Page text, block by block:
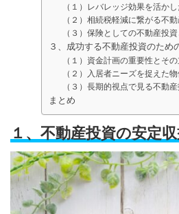
（１）レバレッジ効果を活か
（２）相続税軽減に繋がる不
（３）保険としての不動産投
３、成功する不動産投資のため
（１）資金計画の重要性とそ
（２）入居者ニーズを捉えた
（３）長期的視点で見る不動
まとめ
１、 不動産投資の安定